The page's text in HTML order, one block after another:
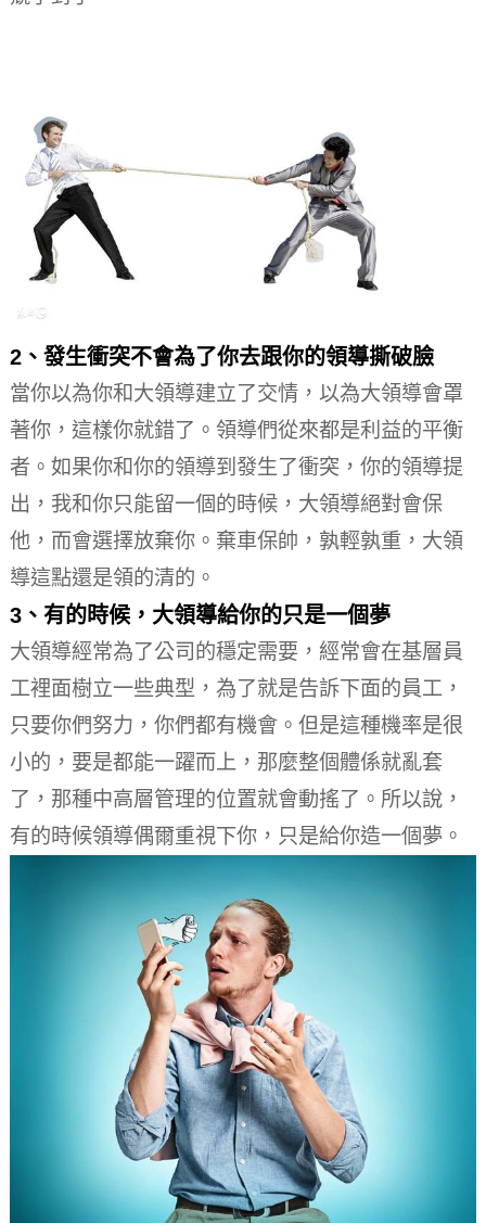
2、發生衝突不會為了你去跟你的領導撕破臉
當你以為你和大領導建立了交情，以為大領導會罩
著你，這樣你就錯了。 領導們從來都是利益的平衡
者。 如果你和你的領導到發生了衝突，你的領導提
出，我和你只能留一個的時候，大領導絕對會保
他，而會選擇放棄你。 棄車保帥，孰輕孰重，大領
導這點還是領的清的。
3、有的時候，大領導給你的只是一個夢
大領導經常為了公司的穩定需要，經常會在基層員
工裡面樹立一些典型，為了就是告訴下面的員工，
只要你們努力，你們都有機會。 但是這種機率是很
小的，要是都能一躍而上，那麼整個體係就亂套
了，那種中高層管理的位置就會動搖了。 所以說，
有的時候領導偶爾重視下你，只是給你造一個夢。